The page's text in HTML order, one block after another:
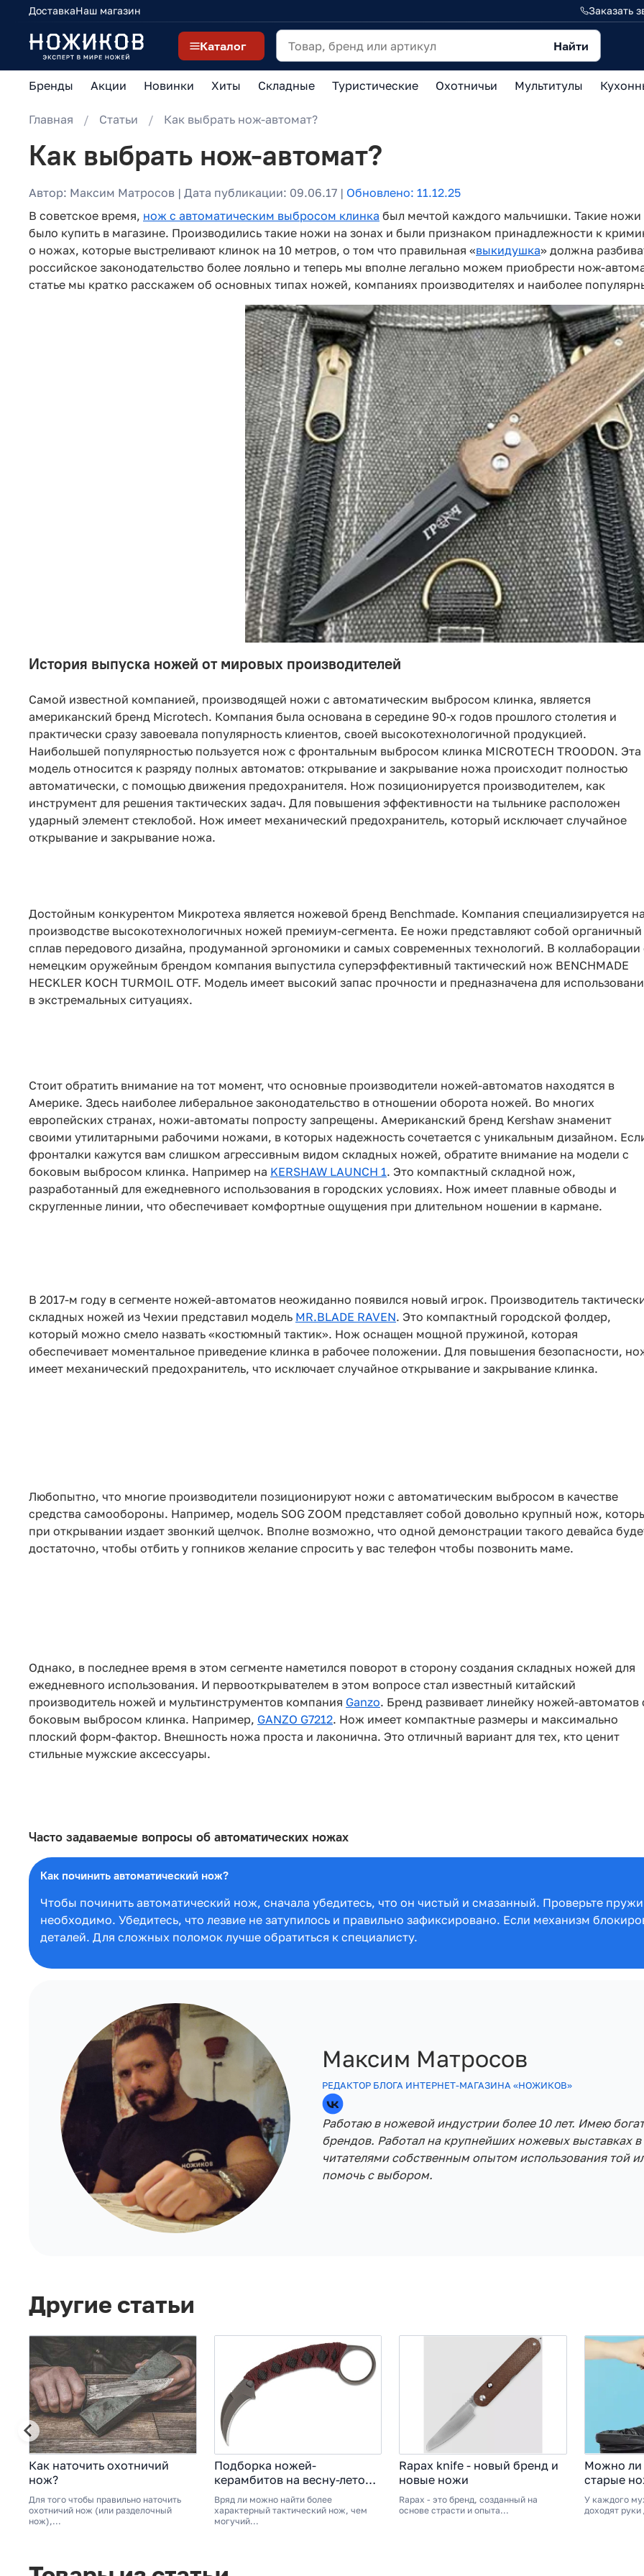
ДоставкаНаш магазин Заказать
Каталог Найти
Бренды Акции Новинки Хиты Складные Туристические Охотничьи Мультитулы
Главная Статьи Как выбрать нож-автомат?
Как выбрать нож-автомат?
Автор: Максим Матросов | Дата публикации: 09.06.17 | Обновлено: 11.12.25
В советское время, нож с автоматическим выбросом клинка был мечтой каждого мальчишки. Такие
было купить в магазине. Производились такие ножи на зонах и были признаком принадлежности к
о ножах, которые выстреливают клинок на 10 метров, о том что правильная «выкидушка» должна
российское законодательство более лояльно и теперь мы вполне легально можем приобрести нож-
статье мы кратко расскажем об основных типах ножей, компаниях производителях и наиболее
История выпуска ножей от мировых производителей
Самой известной компанией, производящей ножи с автоматическим выбросом клинка, является
американский бренд Microtech. Компания была основана в середине 90-х годов прошлого столетия и
практически сразу завоевала популярность клиентов, своей высокотехнологичной продукцией.
Наибольшей популярностью пользуется нож с фронтальным выбросом клинка MICROTECH TROODON. Эта
модель относится к разряду полных автоматов: открывание и закрывание ножа происходит полностью
автоматически, с помощью движения предохранителя. Нож позиционируется производителем, как
инструмент для решения тактических задач. Для повышения эффективности на тыльнике расположен
ударный элемент стеклобой. Нож имеет механический предохранитель, который исключает случайное
открывание и закрывание ножа.
Достойным конкурентом Микротеха является ножевой бренд Benchmade. Компания специализируется
производстве высокотехнологичных ножей премиум-сегмента. Ее ножи представляют собой органичный
сплав передового дизайна, продуманной эргономики и самых современных технологий. В коллаборации
немецким оружейным брендом компания выпустила суперэффективный тактический нож BENCHMADE
HECKLER KOCH TURMOIL OTF. Модель имеет высокий запас прочности и предназначена для
в экстремальных ситуациях.
Стоит обратить внимание на тот момент, что основные производители ножей-автоматов находятся в
Америке. Здесь наиболее либеральное законодательство в отношении оборота ножей. Во многих
европейских странах, ножи-автоматы попросту запрещены. Американский бренд Kershaw знаменит
своими утилитарными рабочими ножами, в которых надежность сочетается с уникальным дизайном.
фронталки кажутся вам слишком агрессивным видом складных ножей, обратите внимание на модели с
боковым выбросом клинка. Например на KERSHAW LAUNCH 1. Это компактный складной нож,
разработанный для ежедневного использования в городских условиях. Нож имеет плавные обводы и
скругленные линии, что обеспечивает комфортные ощущения при длительном ношении в кармане.
В 2017-м году в сегменте ножей-автоматов неожиданно появился новый игрок. Производитель
складных ножей из Чехии представил модель MR.BLADE RAVEN. Это компактный городской фолдер,
который можно смело назвать «костюмный тактик». Нож оснащен мощной пружиной, которая
обеспечивает моментальное приведение клинка в рабочее положении. Для повышения безопасности,
имеет механический предохранитель, что исключает случайное открывание и закрывание клинка.
Любопытно, что многие производители позиционируют ножи с автоматическим выбросом в качестве
средства самообороны. Например, модель SOG ZOOM представляет собой довольно крупный нож,
при открывании издает звонкий щелчок. Вполне возможно, что одной демонстрации такого девайса
достаточно, чтобы отбить у гопников желание спросить у вас телефон чтобы позвонить маме.
Однако, в последнее время в этом сегменте наметился поворот в сторону создания складных ножей для
ежедневного использования. И первооткрывателем в этом вопросе стал известный китайский
производитель ножей и мультинструментов компания Ganzo. Бренд развивает линейку ножей-автоматов
боковым выбросом клинка. Например, GANZO G7212. Нож имеет компактные размеры и максимально
плоский форм-фактор. Внешность ножа проста и лаконична. Это отличный вариант для тех, кто ценит
стильные мужские аксессуары.
Часто задаваемые вопросы об автоматических ножах
Как починить автоматический нож?
Чтобы починить автоматический нож, сначала убедитесь, что он чистый и смазанный. Проверьте
необходимо. Убедитесь, что лезвие не затупилось и правильно зафиксировано. Если механизм
деталей. Для сложных поломок лучше обратиться к специалисту.
Максим Матросов
РЕДАКТОР БЛОГА ИНТЕРНЕТ-МАГАЗИНА «НОЖИКОВ»
Работаю в ножевой индустрии более 10 лет. Имею
брендов. Работал на крупнейших ножевых выставках
читателями собственным опытом использования той
помочь с выбором.
Другие статьи
Как наточить охотничий
нож?
Для того чтобы правильно наточить
охотничий нож (или разделочный
нож),...
Подборка ножей-
керамбитов на весну-лето
2024
Вряд ли можно найти более
характерный тактический нож, чем
могучий...
Rapax knife - новый бренд и
новые ножи
Rapax - это бренд, созданный на
основе страсти и опыта...
Можно ли
старые
У каждого
доходят